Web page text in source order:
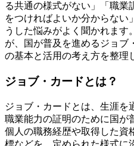
る共通の様式がない」「職業
をつければよいか分からな
うした悩みがよく聞かれま
が、国が普及を進めるジョブ
の基本と活用の考え方を整理
ジョブ・カードとは？
ジョブ・カードとは、生涯を
職業能力の証明のために国が
個人の職務経歴や取得した資
標などを、定められた様式に